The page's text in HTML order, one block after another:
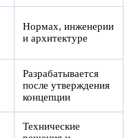
Нормах, инженерии
и архитектуре
Разрабатывается
после утверждения
концепции
Технические